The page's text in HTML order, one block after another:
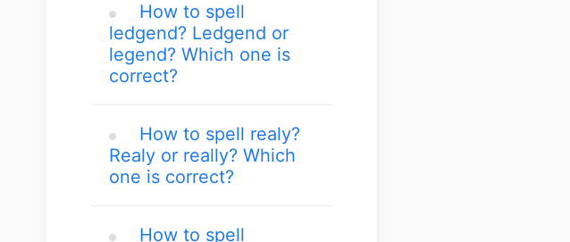
How to spell
ledgend? Ledgend or
legend? Which one is
correct?
How to spell realy?
Realy or really? Which
one is correct?
How to spell